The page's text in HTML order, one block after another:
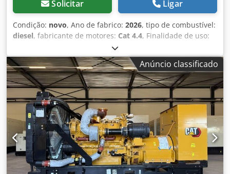
Solicitar Ligar
Condição: novo, Ano de fabrico: 2026, tipo de combustível:
diesel, fabricante de motores: Cat 4.4, Finalidade de uso:
Construção Civil Peso vazio: 2.527 kg Potência do gerador:
115 kVA Dimensões do compartimento de carga: 297 x 115
x 207 cm Certificação CE: sim Nível de emissões: Stage V /
Tier IV final Volume do tanque de água: 518 l País de
produção: CN Entre em contato com a equipe DPX para
mais informações. = Outras opções e acessórios = - Bateria
- Painel de controle - Teto em aço - Caminhão-pipa
Dcsdpfezc Dv Hox Acksk
Anúncio classificado